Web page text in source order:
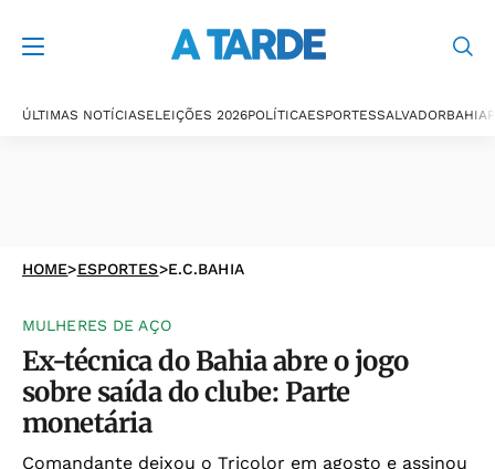
ÚLTIMAS NOTÍCIASELEIÇÕES 2026POLÍTICAESPORTESSALVADORBAHIA
HOME>ESPORTES>E.C.BAHIA
MULHERES DE AÇO
Ex-técnica do Bahia abre o jogo
sobre saída do clube: Parte
monetária
Comandante deixou o Tricolor em agosto e assinou